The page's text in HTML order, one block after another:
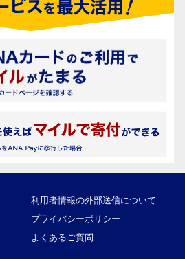
利用者情報の外部送信について
プライバシーポリシー
よくあるご質問